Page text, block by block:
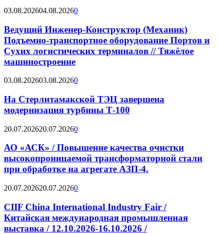
03.08.202604.08.20260
Ведущий Инженер-Конструктор (Механик)
Подъемно-транспортное оборудование Портов и
Сухих логистических терминалов // Тяжёлое
машиностроение
03.08.202603.08.20260
На Стерлитамакской ТЭЦ завершена
модернизация турбины Т-100
20.07.202620.07.20260
АО «АСК» / Повышение качества очистки
высокопроницаемой трансформаторной стали
при обработке на агрегате АЗП-4.
20.07.202620.07.20260
CIIF China International Industry Fair /
Китайская международная промышленная
выставка / 12.10.2026-16.10.2026 /